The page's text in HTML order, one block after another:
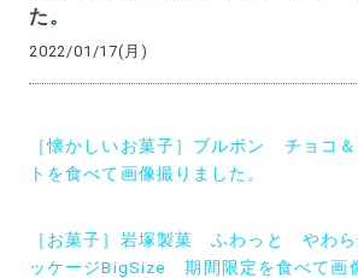
た。
2022/01/17(月)
投
稿
ビ
［懐かしいお菓子］ブルボン チョコ
トを食べて画像撮りました。
［お菓子］岩塚製菓 ふわっと やわ
ッケージBigSize 期間限定を食べて画